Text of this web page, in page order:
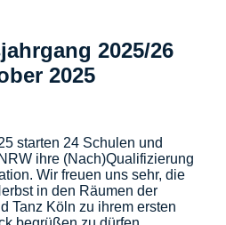
2025/26
2025
starten 24 Schulen und
ihre (Nach)Qualifizierung
Wir freuen uns sehr, die
in den Räumen der
Tanz Köln zu ihrem ersten